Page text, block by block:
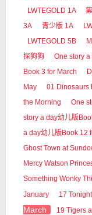
LWTEGOLD 1A
3A
青少版 1A
LWTEGOLD 5B
探狗狗
One story
Book 3 for March
May
01 Dinosaurs
the Morning
One
story a day幼儿版
a day幼儿版Book 12
Ghost Town at
Mercy Watson
Something Wonky
January
17
March 19 Tigers